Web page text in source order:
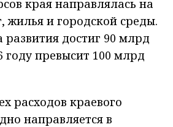
края направлялась на
жилья и городской среды.
достиг 90 млрд
году превысит 100 млрд
расходов краевого
направляется в